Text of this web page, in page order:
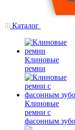
Каталог
Клиновые
ремни
Клиновые
ремни с
фасонным